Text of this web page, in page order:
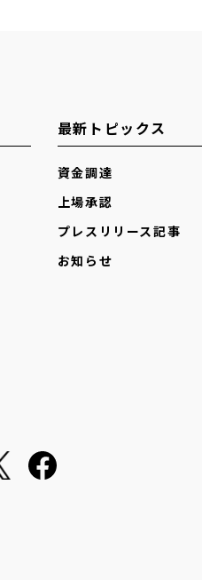
最新トピックス
資金調達
上場承認
プレスリリース記事
お知らせ